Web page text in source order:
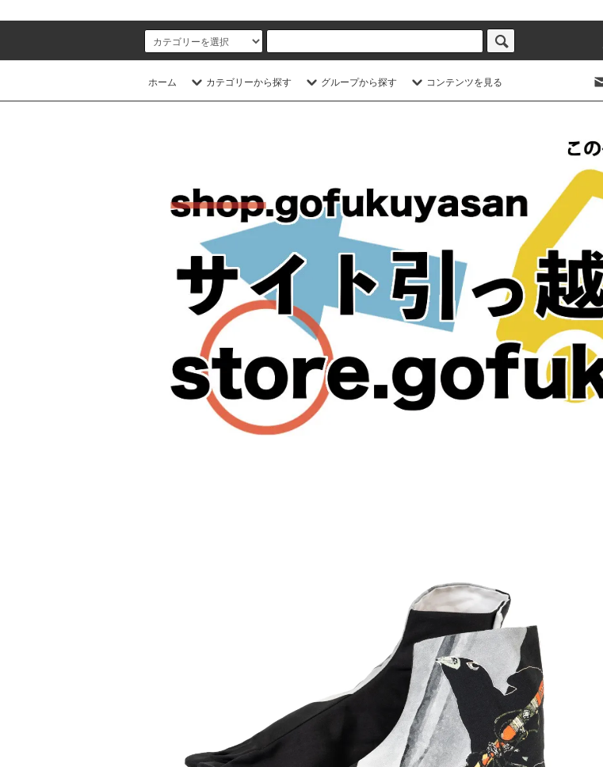
ホーム カテゴリーから探す グループから探す コンテンツを見る